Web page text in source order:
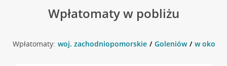
Wpłatomaty w pobliżu
Wpłatomaty: woj. zachodniopomorskie Goleniów w